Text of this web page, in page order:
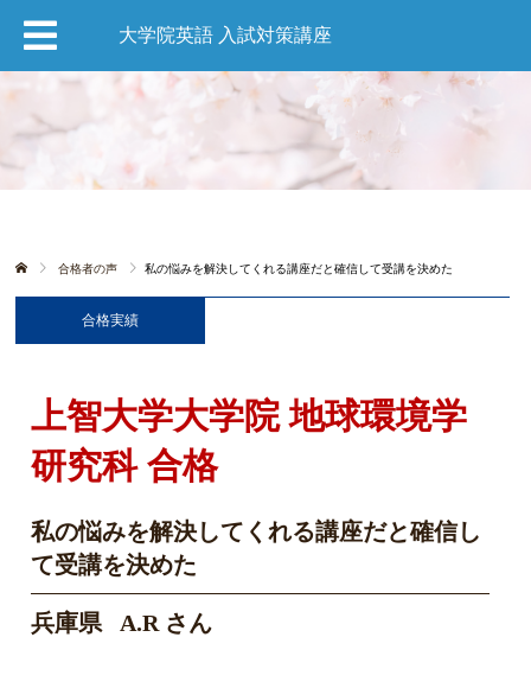
大学院英語 入試対策講座
合格者の声 私の悩みを解決してくれる講座だと確信して受講を決めた
合格実績
上智大学大学院 地球環境学
研究科 合格
私の悩みを解決してくれる講座だと確信し
て受講を決めた
兵庫県 A.R さん